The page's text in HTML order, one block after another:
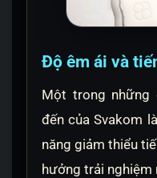
Độ êm ái và
Một trong những
đến của Svakom
năng giảm thiểu
hưởng trải nghiệm